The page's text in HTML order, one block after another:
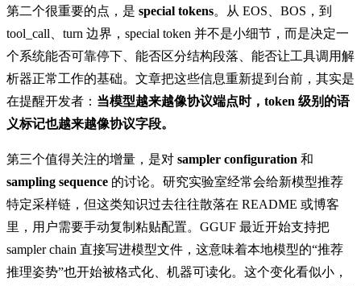
第二个很重要的点，是 special tokens。从 EOS、BOS，到
tool_call、turn 边界，special token 并不是小细节，而是决定一
个系统能否可靠停下、能否区分结构段落、能否让工具调用解
析器正常工作的基础。文章把这些信息重新提到台前，其实是
在提醒开发者： 当模型越来越像协议端点时，token 级别的语
义标记也越来越像协议字段。
第三个值得关注的增量，是对 sampler configuration 和
sampling sequence 的讨论。研究实验室经常会给新模型推荐
特定采样链，但这类知识过去往往散落在 README 或博客
里，用户需要手动复制粘贴配置。GGUF 最近开始支持把
sampler chain 直接写进模型文件，这意味着本地模型的“推荐
推理姿势”也开始被格式化、机器可读化。这个变化看似小，